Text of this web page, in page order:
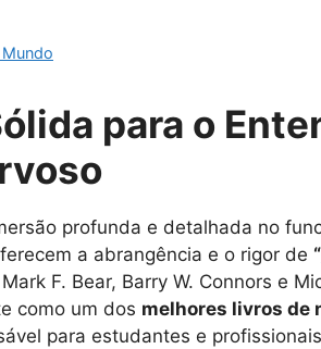
para o
profunda e detalhada no
a abrangência e o rigor de “
F. Bear, Barry W. Connors e
como um dos melhores livros de
para estudantes e